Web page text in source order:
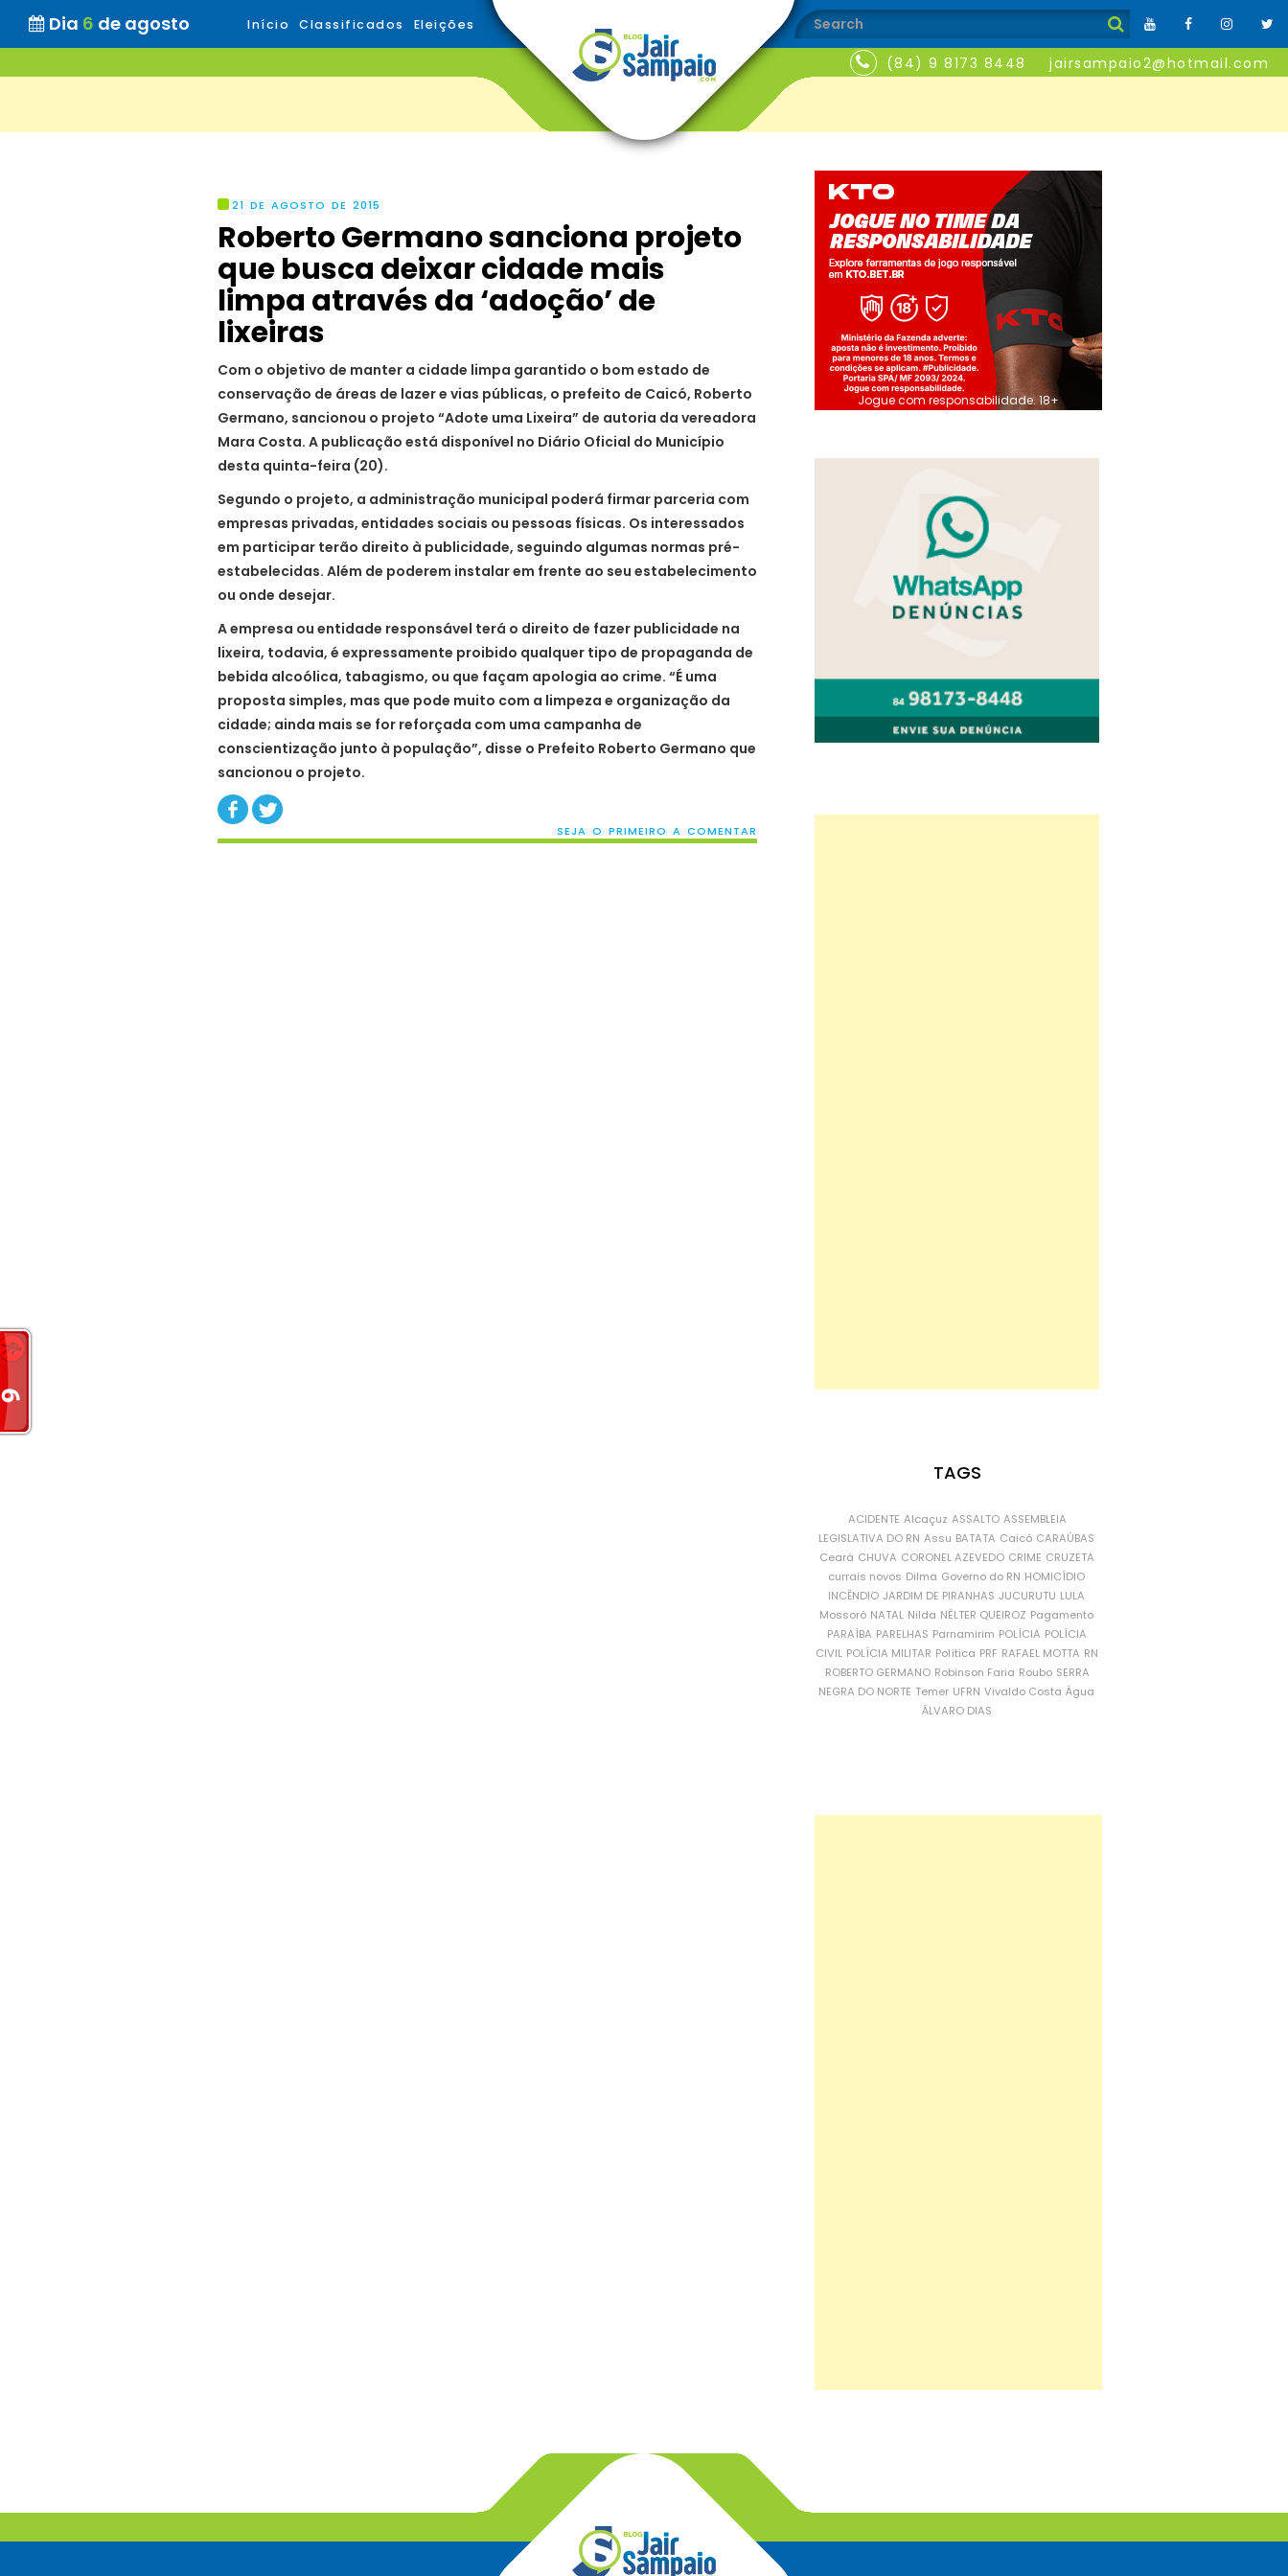
Dia 6 de agosto Início Classificados Eleições
(84) 9 8173 8448 jairsampaio2@hotmail.com
21 DE AGOSTO DE 2015
Roberto Germano sanciona projeto
que busca deixar cidade mais
limpa através da ‘adoção’ de
lixeiras
Com o objetivo de manter a cidade limpa garantido o bom estado de
conservação de áreas de lazer e vias públicas, o prefeito de Caicó, Roberto
Germano, sancionou o projeto “Adote uma Lixeira” de autoria da vereadora
Mara Costa. A publicação está disponível no Diário Oficial do Município
desta quinta-feira (20).
Segundo o projeto, a administração municipal poderá firmar parceria com
empresas privadas, entidades sociais ou pessoas físicas. Os interessados
em participar terão direito à publicidade, seguindo algumas normas pré-
estabelecidas. Além de poderem instalar em frente ao seu estabelecimento
ou onde desejar.
A empresa ou entidade responsável terá o direito de fazer publicidade na
lixeira, todavia, é expressamente proibido qualquer tipo de propaganda de
bebida alcoólica, tabagismo, ou que façam apologia ao crime. “É uma
proposta simples, mas que pode muito com a limpeza e organização da
cidade; ainda mais se for reforçada com uma campanha de
conscientização junto à população”, disse o Prefeito Roberto Germano que
sancionou o projeto.
SEJA O PRIMEIRO A COMENTAR
Jogue com responsabilidade. 18+
TAGS
ACIDENTE Alcaçuz ASSALTO ASSEMBLEIA
LEGISLATIVA DO RN Assu BATATA Caicó CARAÚBAS
Ceará CHUVA CORONEL AZEVEDO CRIME CRUZETA
currais novos Dilma Governo do RN HOMICÍDIO
INCÊNDIO JARDIM DE PIRANHAS JUCURUTU LULA
Mossoró NATAL Nilda NÉLTER QUEIROZ Pagamento
PARAÍBA PARELHAS Parnamirim POLÍCIA POLÍCIA
CIVIL POLÍCIA MILITAR Política PRF RAFAEL MOTTA RN
ROBERTO GERMANO Robinson Faria Roubo SERRA
NEGRA DO NORTE Temer UFRN Vivaldo Costa Água
ÁLVARO DIAS